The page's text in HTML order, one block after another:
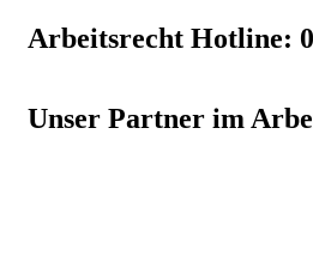
Arbeitsrecht Hotline:
Unser Partner im